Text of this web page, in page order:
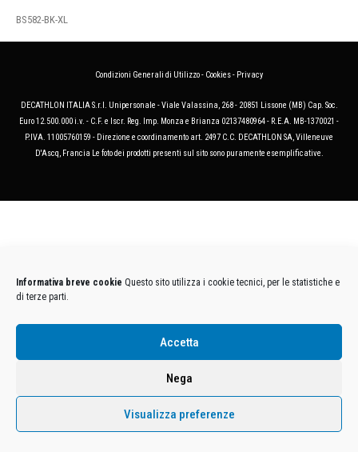
Informativa breve cookie Questo sito utilizza i cookie tecnici, per le statistiche e
di terze parti.
Accetta
Nega
Visualizza preferenze
BS582-BK-XL
Condizioni Generali di Utilizzo- Cookies- Privacy
DECATHLON ITALIA S.r.l. Unipersonale - Viale Valassina, 268 - 20851 Lissone (MB) Cap. Soc.
Euro 12.500.000 i.v. - C.F. e Iscr. Reg. Imp. Monza e Brianza 02137480964 - R.E.A. MB-1370021 -
P.IVA. 11005760159 - Direzione e coordinamento art. 2497 C.C. DECATHLON SA, Villeneuve
D'Ascq, Francia Le foto dei prodotti presenti sul sito sono puramente esemplificative.